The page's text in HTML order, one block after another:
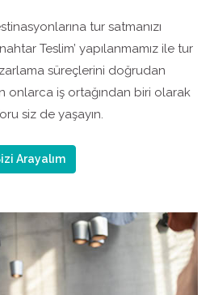
tur satmanızı
Teslim’ yapılanmamız ile tur
süreçlerini doğrudan
onlarca iş ortağından biri olarak
siz de yaşayın.
Arayalım